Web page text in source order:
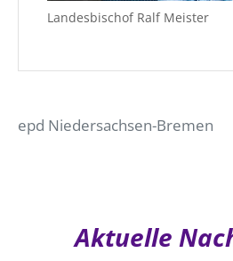
Landesbischof Ralf Meister
epd Niedersachsen-Bremen
Aktuelle